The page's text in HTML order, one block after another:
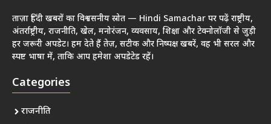
ताज़ा हिंदी खबरों का विश्वसनीय स्रोत — Hindi Samachar पर पढ़ें राष्ट्रीय,
अंतर्राष्ट्रीय, राजनीति, खेल, मनोरंजन, व्यवसाय, शिक्षा और टेक्नोलॉजी से जुड़ी
हर जरूरी अपडेट। हम देते हैं तेज़, सटीक और निष्पक्ष खबरें, वह भी सरल और
स्पष्ट भाषा में, ताकि आप हमेशा अपडेटेड रहें।
Categories
राजनीति